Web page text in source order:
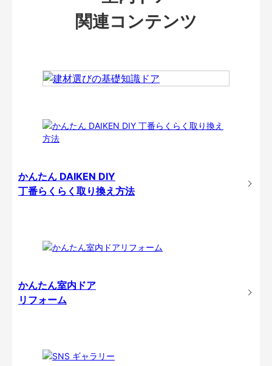
関連コンテンツ
かんたん DAIKEN DIY
丁番らくらく取り換え方法
かんたん室内ドア
リフォーム